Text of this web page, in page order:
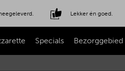
Lekker én goed.
Specials Bezorggebied